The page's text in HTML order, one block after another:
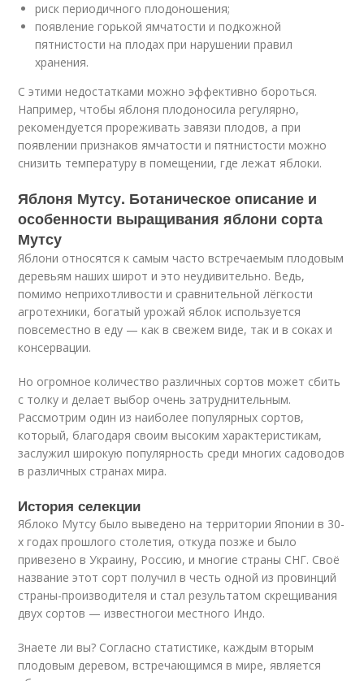
риск периодичного плодоношения;
появление горькой ямчатости и подкожной
пятнистости на плодах при нарушении правил
хранения.
С этими недостатками можно эффективно бороться.
Например, чтобы яблоня плодоносила регулярно,
рекомендуется прореживать завязи плодов, а при
появлении признаков ямчатости и пятнистости можно
снизить температуру в помещении, где лежат яблоки.
Яблоня Мутсу. Ботаническое описание и
особенности выращивания яблони сорта
Мутсу
Яблони относятся к самым часто встречаемым плодовым
деревьям наших широт и это неудивительно. Ведь,
помимо неприхотливости и сравнительной лёгкости
агротехники, богатый урожай яблок используется
повсеместно в еду — как в свежем виде, так и в соках и
консервации.
Но огромное количество различных сортов может сбить
с толку и делает выбор очень затруднительным.
Рассмотрим один из наиболее популярных сортов,
который, благодаря своим высоким характеристикам,
заслужил широкую популярность среди многих садоводов
в различных странах мира.
История селекции
Яблоко Мутсу было выведено на территории Японии в 30-
х годах прошлого столетия, откуда позже и было
привезено в Украину, Россию, и многие страны СНГ. Своё
название этот сорт получил в честь одной из провинций
страны-производителя и стал результатом скрещивания
двух сортов — известногои местного Индо.
Знаете ли вы? Согласно статистике, каждым вторым
плодовым деревом, встречающимся в мире, является